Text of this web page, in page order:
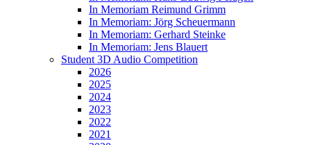
In Memoriam Reimund Grimm
In Memoriam: Jörg Scheuermann
In Memoriam: Gerhard Steinke
In Memoriam: Jens Blauert
Student 3D Audio Competition
2026
2025
2024
2023
2022
2021